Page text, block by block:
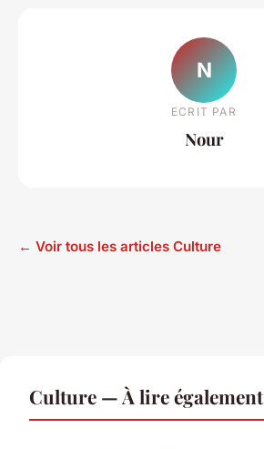
N
ECRIT PAR
Nour
← Voir tous les articles Culture
Culture — À lire également